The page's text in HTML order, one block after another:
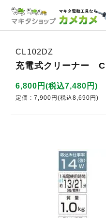
CART
CL102DZ
充電式クリーナー
6,800円(税込7,480円)
定価 : 7,900円(税込8,690円)